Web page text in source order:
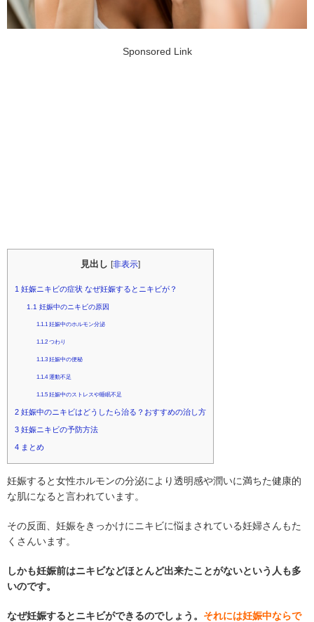
Sponsored Link
見出し [非表示]
1 妊娠ニキビの症状 なぜ妊娠するとニキビが？
1.1 妊娠中のニキビの原因
1.1.1 妊娠中のホルモン分泌
1.1.2 つわり
1.1.3 妊娠中の便秘
1.1.4運動不足
1.1.5 妊娠中のストレスや睡眠不足
2 妊娠中のニキビはどうしたら治る？おすすめの治し方
3 妊娠ニキビの予防方法
4 まとめ
妊娠すると女性ホルモンの分泌により透明感や潤いに満ちた健康的
な肌になると言われています。
その反面、妊娠をきっかけにニキビに悩まされている妊婦さんもた
くさんいます。
しかも妊娠前はニキビなどほとんど出来たことがないという人も多
いのです。
なぜ妊娠するとニキビができるのでしょう。 それには妊娠中ならで